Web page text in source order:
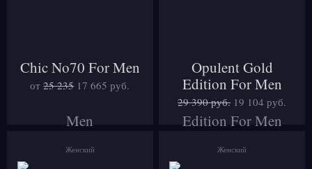
Chic No70 For Men
от25 235 17 665 руб.
Opulent Gold
Edition For Men
29 390 руб. 19 104 руб.
Женский Женский